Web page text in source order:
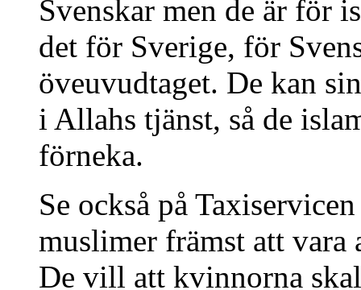
Svenskar men de är för
det för Sverige, för
öveuvudtaget. De kan
i Allahs tjänst, så de
förneka.
Se också på
muslimer främst att vara
De vill att kvinnorna